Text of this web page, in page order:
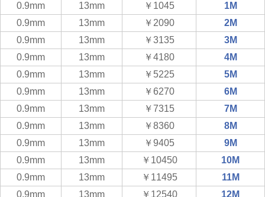
0.9mm
13mm ￥1045
1M
0.9mm
13mm ￥2090
2M
0.9mm
13mm ￥3135
3M
0.9mm
13mm ￥4180
4M
0.9mm
13mm ￥5225
5M
0.9mm
13mm ￥6270
6M
0.9mm
13mm ￥7315
7M
0.9mm
13mm ￥8360
8M
0.9mm
13mm ￥9405
9M
0.9mm
13mm ￥10450
10M
0.9mm
13mm ￥11495
11M
0.9mm
13mm ￥12540
12M